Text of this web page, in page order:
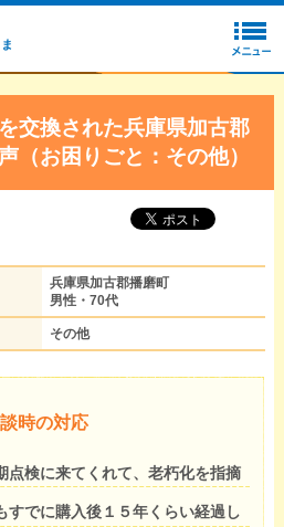
交換された兵庫県加古郡
（お困りごと：その他）
兵庫県加古郡播磨町
男性・70代
その他
時の対応
点検に来てくれて、老朽化を指摘
すでに購入後１５年くらい経過し